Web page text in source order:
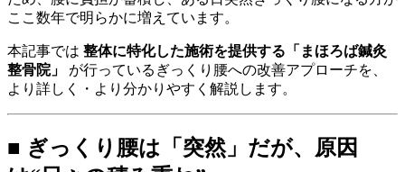
ここ数年で明らかに増えています。
本記事では 整体に特化した施術を提供する「まほろば鍼灸
整骨院」
が行っているぎっくり腰への改善アプローチを、
より詳しく・より分かりやすく解説します。
■ ぎっくり腰は「突然」だが、原因